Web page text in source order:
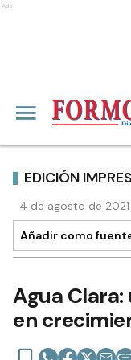
Ads
EDICIÓN
4 de agosto de
Añadir como
Agua
en